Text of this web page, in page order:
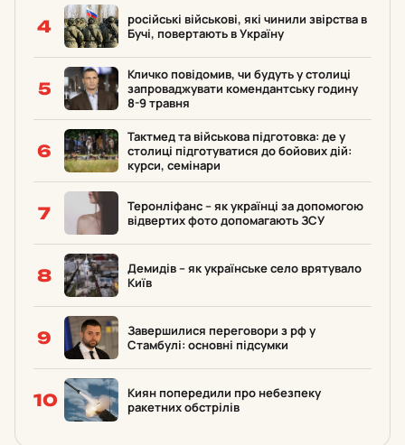
4
російські військові, які чинили звірства в
Бучі, повертають в Україну
5
Кличко повідомив, чи будуть у столиці
запроваджувати комендантську годину
8-9 травня
6
Тактмед та військова підготовка: де у
столиці підготуватися до бойових дій:
курси, семінари
7
Теронліфанс – як українці за допомогою
відвертих фото допомагають ЗСУ
8
Демидів – як українське село врятувало
Київ
9
Завершилися переговори з рф у
Стамбулі: основні підсумки
10
Киян попередили про небезпеку
ракетних обстрілів